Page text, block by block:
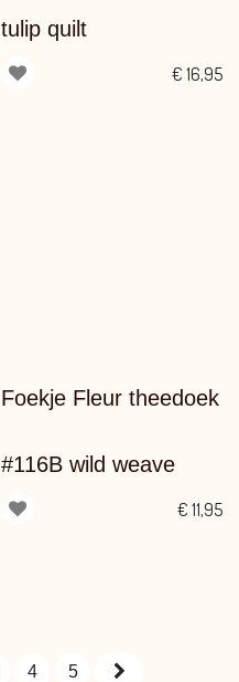
tulip quilt
€ 16,95
Foekje Fleur theedoek
#116B wild weave
€ 11,95
4 5